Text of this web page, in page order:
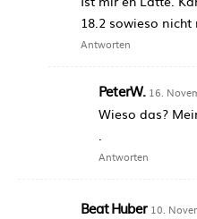
18.2 sowieso
Antworten
PeterW. 16.
Wieso das?
.
Antworten
Beat Huber 10.